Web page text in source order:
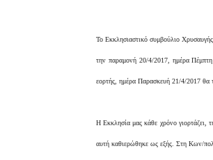
Το Εκκλησιαστικό συμβούλιο
την παραμονή 20/4/2017, ημέρα
εορτής, ημέρα Παρασκευή 21/4/2017 θα
Η Εκκλησία μας κάθε χρόνο
αυτή καθιερώθηκε ως εξής. Στη Κων/